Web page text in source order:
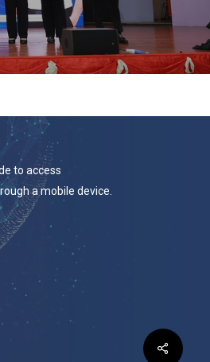
to access
a mobile device.